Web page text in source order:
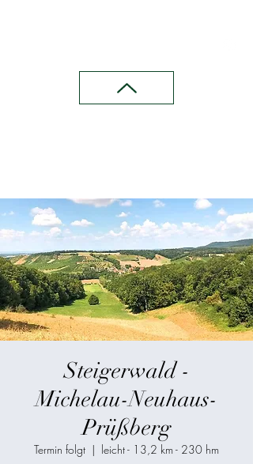
Steigerwald -
Michelau-Neuhaus-
Prüßberg
Termin folgt
  |
leicht - 13,2 km - 230 hm